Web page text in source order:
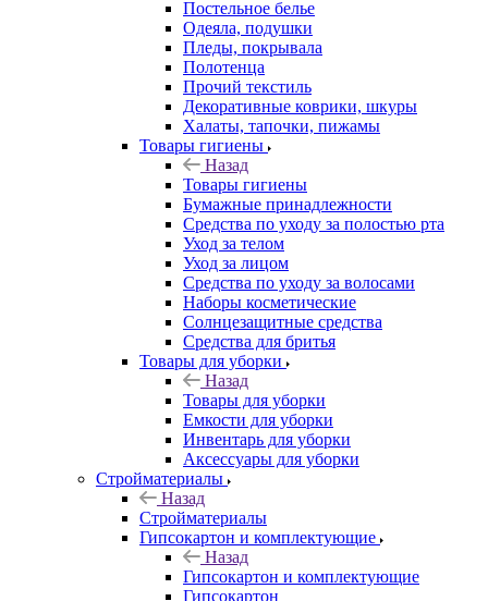
Постельное белье
Одеяла, подушки
Пледы, покрывала
Полотенца
Прочий текстиль
Декоративные коврики, шкуры
Халаты, тапочки, пижамы
Товары гигиены
Назад
Товары гигиены
Бумажные принадлежности
Средства по уходу за полостью рта
Уход за телом
Уход за лицом
Средства по уходу за волосами
Наборы косметические
Солнцезащитные средства
Средства для бритья
Товары для уборки
Назад
Товары для уборки
Емкости для уборки
Инвентарь для уборки
Аксессуары для уборки
Стройматериалы
Назад
Стройматериалы
Гипсокартон и комплектующие
Назад
Гипсокартон и комплектующие
Гипсокартон